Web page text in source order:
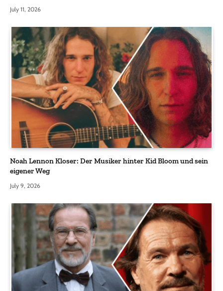
July 11, 2026
Noah Lennon Kloser: Der Musiker hinter Kid Bloom und sein
eigener Weg
July 9, 2026